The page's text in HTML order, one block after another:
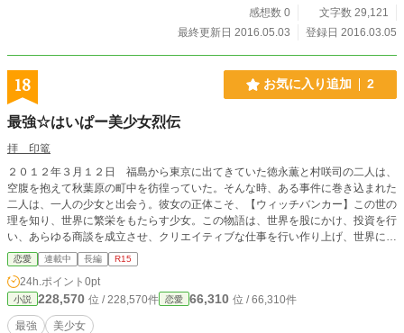
感想数 0
文字数 29,121
最終更新日 2016.05.03
登録日 2016.03.05
18 お気に入り追加 2
最強☆はいぱー美少女烈伝
拝 印篭
２０１２年３月１２日 福島から東京に出てきていた徳永薫と村咲司の二人は、
空腹を抱えて秋葉原の町中を彷徨っていた。そんな時、ある事件に巻き込まれた
二人は、一人の少女と出会う。彼女の正体こそ、【ウィッチバンカー】この世の
理を知り、世界に繁栄をもたらす少女。この物語は、世界を股にかけ、投資を行
い、あらゆる商談を成立させ、クリエイティブな仕事を行い作り上げ、世界に繁
栄をもたらすヒロインたちの記録と、これよりその高みを目指し精進する少年、
少女の甘酸っぱい恋と、成り上がりを目指す野心と、何だかよく判らない物をご
ちゃまぜにした、成長物語である。 ※世界偉人伝★えらいひとのはなし の、
後日談というか、こちらがメインストリームです。
恋愛 連載中 長編 R15
24h.ポイント 0pt
小説 228,570 位 / 228,570件 恋愛 66,310 位 / 66,310件
最強 美少女